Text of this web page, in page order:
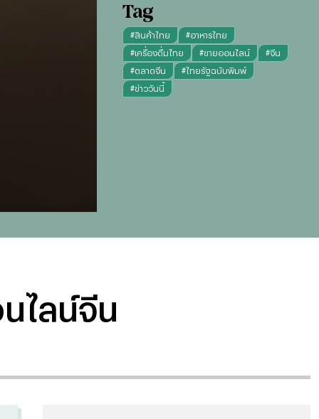
Tag
#สินค้าไทย #อาหารไทย
#เครื่องดื่มไทย #ขายออนไลน์ #จีน
#ตลาดจีน #ไทยรัฐฉบับพิมพ์
#ข่าววันนี้
ไลน์จีน